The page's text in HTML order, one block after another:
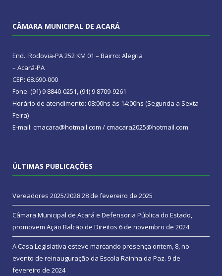
CÂMARA MUNICIPAL DE ACARÁ
End.: Rodovia-PA 252 KM 01 – Bairro: Alegria
– Acará-PA
CEP: 68.690-000
Fone: (91) 9 8840-0251, (91) 9 8709-9261
Horário de atendimento: 08:00hs às 14:00hs (Segunda a Sexta
Feira)
E-mail: cmacara@hotmail.com / cmacara2025@hotmail.com
ÚLTIMAS PUBLICAÇÕES
Vereadores 2025/202828 de fevereiro de 2025
Câmara Municipal de Acará e Defensoria Pública do Estado,
promovem Ação Balcão de Direitos 6 de novembro de 2024
A Casa Legislativa esteve marcando presença ontem, 8, no
evento de reinauguração da Escola Rainha da Paz. 9 de
fevereiro de 2024